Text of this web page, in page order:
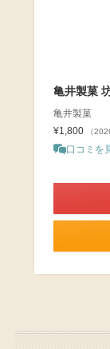
亀井製菓
亀井製菓
¥1,800
（
口コミを